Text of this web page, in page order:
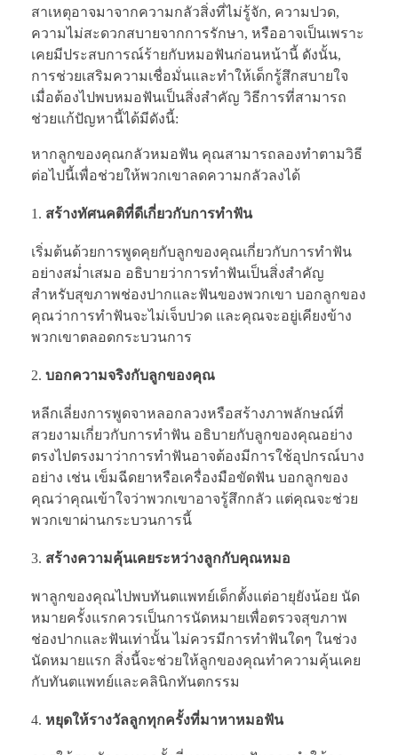
สาเหตุอาจมาจากความกลัวสิ่งที่ไม่รู้จัก, ความปวด,
ความไม่สะดวกสบายจากการรักษา, หรืออาจเป็นเพราะ
เคยมีประสบการณ์ร้ายกับหมอฟันก่อนหน้านี้ ดังนั้น,
การช่วยเสริมความเชื่อมั่นและทำให้เด็กรู้สึกสบายใจ
เมื่อต้องไปพบหมอฟันเป็นสิ่งสำคัญ วิธีการที่สามารถ
ช่วยแก้ปัญหานี้ได้มีดังนี้:
หากลูกของคุณกลัวหมอฟัน คุณสามารถลองทำตามวิธี
ต่อไปนี้เพื่อช่วยให้พวกเขาลดความกลัวลงได้
สร้างทัศนคติที่ดีเกี่ยวกับการทำฟัน
เริ่มต้นด้วยการพูดคุยกับลูกของคุณเกี่ยวกับการทำฟัน
อย่างสม่ำเสมอ อธิบายว่าการทำฟันเป็นสิ่งสำคัญ
สำหรับสุขภาพช่องปากและฟันของพวกเขา บอกลูกของ
คุณว่าการทำฟันจะไม่เจ็บปวด และคุณจะอยู่เคียงข้าง
พวกเขาตลอดกระบวนการ
บอกความจริงกับลูกของคุณ
หลีกเลี่ยงการพูดจาหลอกลวงหรือสร้างภาพลักษณ์ที่
สวยงามเกี่ยวกับการทำฟัน อธิบายกับลูกของคุณอย่าง
ตรงไปตรงมาว่าการทำฟันอาจต้องมีการใช้อุปกรณ์บาง
อย่าง เช่น เข็มฉีดยาหรือเครื่องมือขัดฟัน บอกลูกของ
คุณว่าคุณเข้าใจว่าพวกเขาอาจรู้สึกกลัว แต่คุณจะช่วย
พวกเขาผ่านกระบวนการนี้
สร้างความคุ้นเคยระหว่างลูกกับคุณหมอ
พาลูกของคุณไปพบทันตแพทย์เด็กตั้งแต่อายุยังน้อย นัด
หมายครั้งแรกควรเป็นการนัดหมายเพื่อตรวจสุขภาพ
ช่องปากและฟันเท่านั้น ไม่ควรมีการทำฟันใดๆ ในช่วง
นัดหมายแรก สิ่งนี้จะช่วยให้ลูกของคุณทำความคุ้นเคย
กับทันตแพทย์และคลินิกทันตกรรม
หยุดให้รางวัลลูกทุกครั้งที่มาหาหมอฟัน